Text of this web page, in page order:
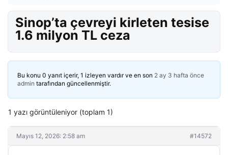
Sinop’ta çevreyi kirleten tesise
1.6 milyon TL ceza
Bu konu 0 yanıt içerir, 1 izleyen vardır ve en son 2 ay 3 hafta önce
admin tarafından güncellenmiştir.
1 yazı görüntüleniyor (toplam 1)
Mayıs 12, 2026: 2:58 am #14572